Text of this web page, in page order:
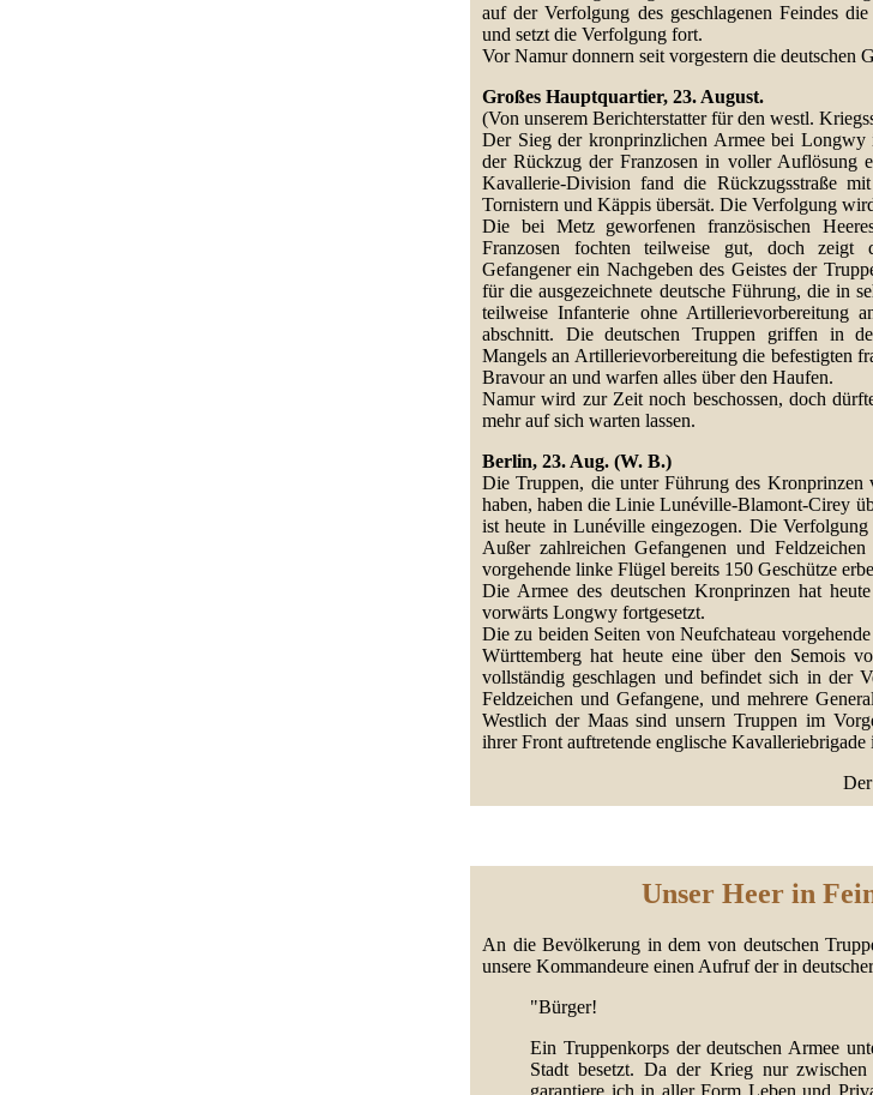
auf der Verfolgung des geschlagenen Feindes
und setzt die Verfolgung fort.
Vor Namur donnern seit vorgestern die deutschen
Großes Hauptquartier, 23. August.
(Von unserem Berichterstatter für den westl.
Der Sieg der kronprinzlichen Armee bei Longwy
der Rückzug der Franzosen in voller Auflösung
Kavallerie-Division fand die Rückzugsstraße mit
Tornistern und Käppis übersät. Die Verfolgung
Die bei Metz geworfenen französischen
Franzosen fochten teilweise gut, doch zeigt
Gefangener ein Nachgeben des Geistes der
für die ausgezeichnete deutsche Führung, die in
teilweise Infanterie ohne Artillerievorbereitung
abschnitt. Die deutschen Truppen griffen in
Mangels an Artillerievorbereitung die befestigten
Bravour an und warfen alles über den Haufen.
Namur wird zur Zeit noch beschossen, doch
mehr auf sich warten lassen.
Berlin, 23. Aug. (W. B.)
Die Truppen, die unter Führung des
haben, haben die Linie Lunéville-Blamont-Cirey
ist heute in Lunéville eingezogen. Die
Außer zahlreichen Gefangenen und
vorgehende linke Flügel bereits 150 Geschütze
Die Armee des deutschen Kronprinzen hat
vorwärts Longwy fortgesetzt.
Die zu beiden Seiten von Neufchateau
Württemberg hat heute eine über den Semois
vollständig geschlagen und befindet sich in der
Feldzeichen und Gefangene, und mehrere
Westlich der Maas sind unsern Truppen im
ihrer Front auftretende englische Kavalleriebrigade
Unser Heer in
An die Bevölkerung in dem von deutschen
unsere Kommandeure einen Aufruf der in
"Bürger!
Ein Truppenkorps der deutschen Armee
Stadt besetzt. Da der Krieg nur